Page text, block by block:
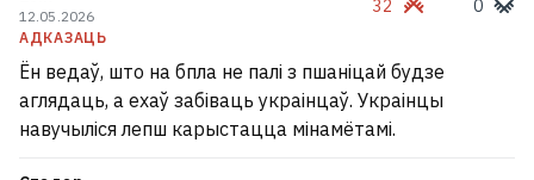
12.05.2026
АДКАЗАЦЬ
32 0
Ён ведаў, што на бпла не палі з пшаніцай будзе
аглядаць, а ехаў забіваць украінцаў. Украінцы
навучыліся лепш карыстацца мінамётамі.